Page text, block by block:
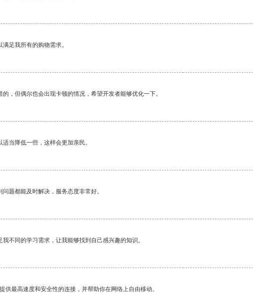
足我所有的购物需求。
，但偶尔也会出现卡顿的情况，希望开发者能够优化一下。
当降低一些，这样会更加亲民。
题都能及时解决，服务态度非常好。
不同的学习需求，让我能够找到自己感兴趣的知识。
供最高速度和安全性的连接，并帮助你在网络上自由移动。